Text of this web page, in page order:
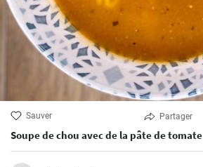
Sauver Partager
Soupe de chou avec de la pâte de tomate